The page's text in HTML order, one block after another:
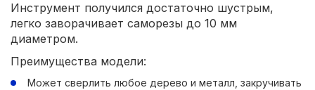
Инструмент получился достаточно шустрым,
легко заворачивает саморезы до 10 мм
диаметром.
Преимущества модели:
Может сверлить любое дерево и металл, закручивать